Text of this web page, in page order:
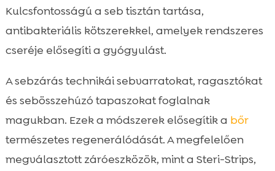
Kulcsfontosságú a seb tisztán tartása,
antibakteriális kötszerekkel, amelyek rendszeres
cseréje elősegíti a gyógyulást.
A sebzárás technikái sebvarratokat, ragasztókat
és sebösszehúzó tapaszokat foglalnak
magukban. Ezek a módszerek elősegítik a bőr
természetes regenerálódását. A megfelelően
megválasztott záróeszközök, mint a Steri-Strips,